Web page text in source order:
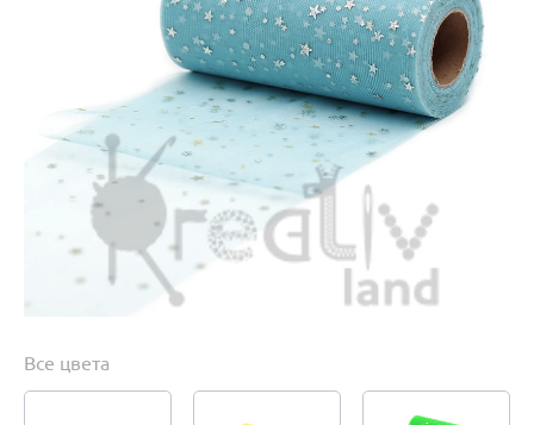
Все цвета